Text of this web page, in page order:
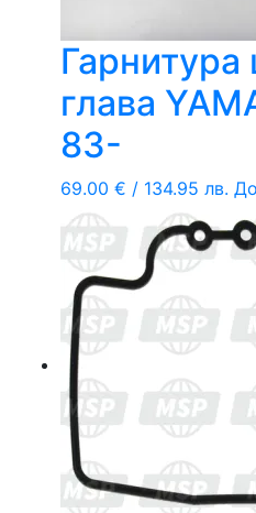
глава
83-
69.00 € / 134.95 лв.